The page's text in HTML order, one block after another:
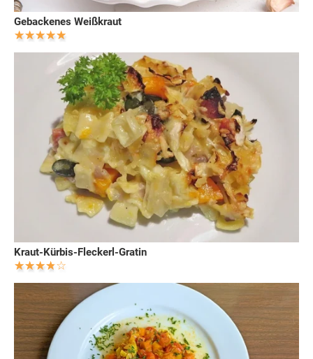
Gebackenes Weißkraut
Kraut-Kürbis-Fleckerl-Gratin